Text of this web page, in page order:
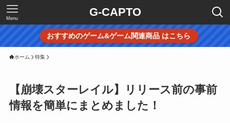
G-CAPTO
Menu
おすすめのゲーム&ゲーム関連商品 はこちら
ホーム 特集
【崩壊スターレイル】リリース前の事前
情報を簡単にまとめました！